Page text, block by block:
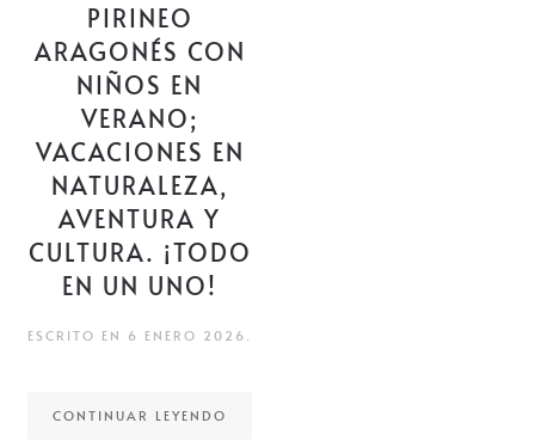
PIRINEO
ARAGONÉS CON
NIÑOS EN
VERANO;
VACACIONES EN
NATURALEZA,
AVENTURA Y
CULTURA. ¡TODO
EN UN UNO!
ESCRITO EN 6 ENERO 2026 .
CONTINUAR LEYENDO